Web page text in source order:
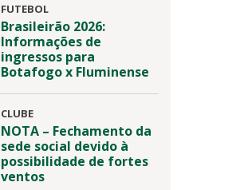
FUTEBOL
Brasileirão 2026:
Informações de
ingressos para
Botafogo x Fluminense
CLUBE
NOTA – Fechamento da
sede social devido à
possibilidade de fortes
ventos